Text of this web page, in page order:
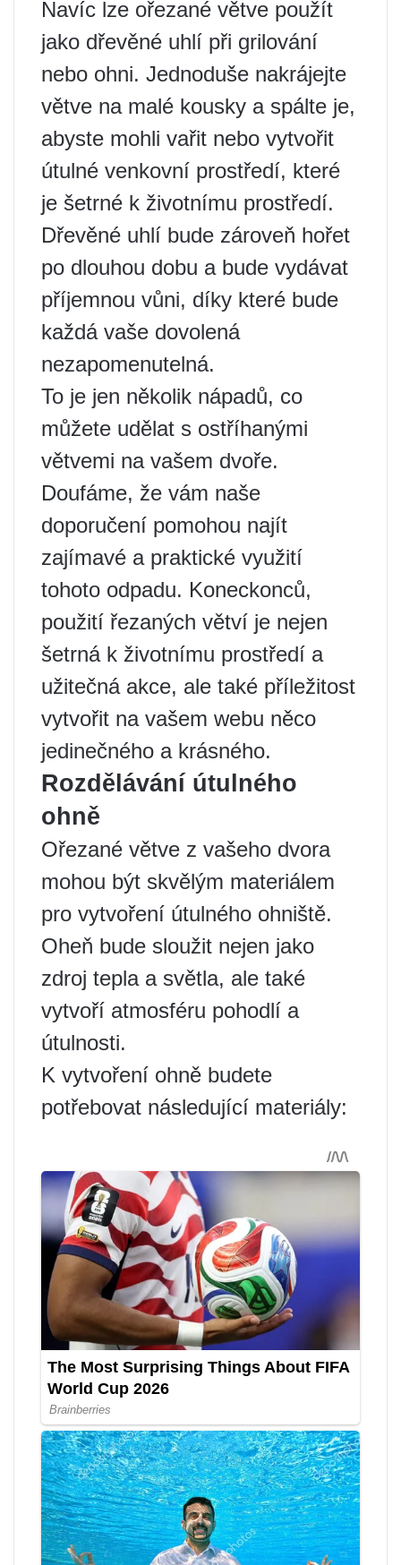
Navíc lze ořezané větve použít
jako dřevěné uhlí při grilování
nebo ohni. Jednoduše nakrájejte
větve na malé kousky a spálte je,
abyste mohli vařit nebo vytvořit
útulné venkovní prostředí, které
je šetrné k životnímu prostředí.
Dřevěné uhlí bude zároveň hořet
po dlouhou dobu a bude vydávat
příjemnou vůni, díky které bude
každá vaše dovolená
nezapomenutelná.
To je jen několik nápadů, co
můžete udělat s ostříhanými
větvemi na vašem dvoře.
Doufáme, že vám naše
doporučení pomohou najít
zajímavé a praktické využití
tohoto odpadu. Koneckonců,
použití řezaných větví je nejen
šetrná k životnímu prostředí a
užitečná akce, ale také příležitost
vytvořit na vašem webu něco
jedinečného a krásného.
Rozdělávání útulného
ohně
Ořezané větve z vašeho dvora
mohou být skvělým materiálem
pro vytvoření útulného ohniště.
Oheň bude sloužit nejen jako
zdroj tepla a světla, ale také
vytvoří atmosféru pohodlí a
útulnosti.
K vytvoření ohně budete
potřebovat následující materiály: